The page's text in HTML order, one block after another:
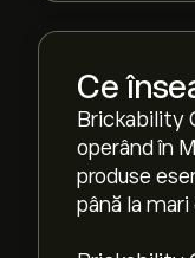
Ce
Brickability
operând în
produse
până la